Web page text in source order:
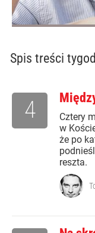
Spis treści
Cztery
w
że po
reszta.
4